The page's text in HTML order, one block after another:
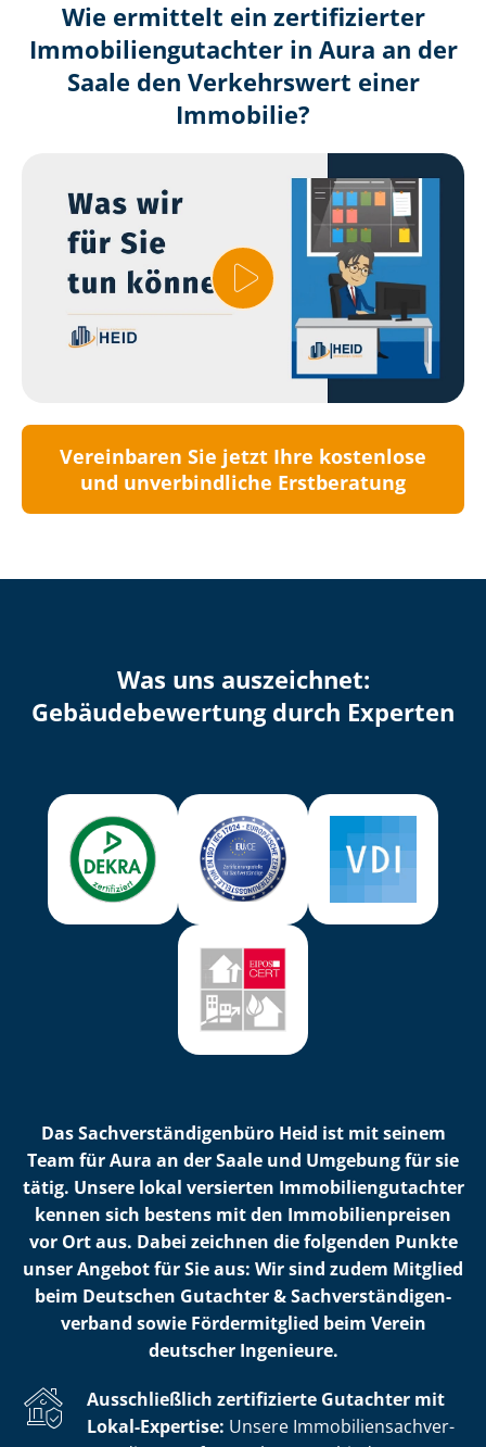
Wie ermittelt ein zertifizierter
Immobilien­gutachter in Aura an der
Saale den Verkehrswert einer
Immobilie?
Vereinbaren Sie jetzt Ihre kostenlose
und unverbindliche Erstberatung
Was uns auszeichnet:
Ge­bäu­de­be­wer­tung durch Experten
Das Sach­ver­stän­di­gen­bü­ro Heid ist mit seinem
Team für Aura an der Saale und Umgebung für sie
tätig. Unsere lokal versierten Im­mo­bi­li­en­gut­ach­ter
kennen sich bestens mit den Im­mo­bi­li­en­prei­sen
vor Ort aus. Dabei zeichnen die folgenden Punkte
unser Angebot für Sie aus: Wir sind zudem Mitglied
beim Deutschen Gutachter & Sach­ver­stän­di­gen­
ver­band sowie Fördermitglied beim Verein
deutscher Ingenieure.
Ausschließlich zertifizierte Gutachter mit
Lokal-Expertise: Unsere Im­mo­bi­li­en­sach­ver­